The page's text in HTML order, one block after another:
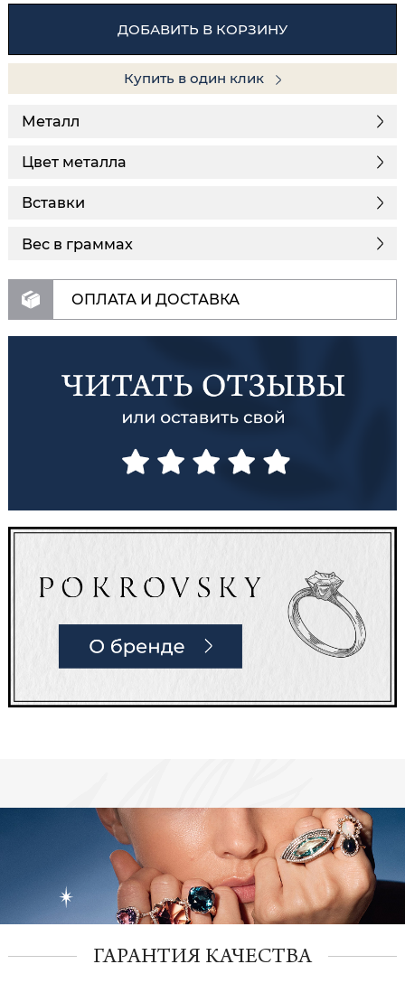
ДОБАВИТЬ В КОРЗИНУ
Купить в один клик
Металл
Цвет металла
Вставки
Вес в граммах
ОПЛАТА И ДОСТАВКА
ГАРАНТИЯ КАЧЕСТВА